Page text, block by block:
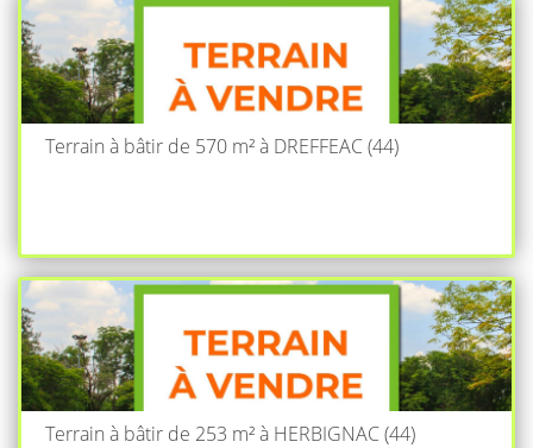
Terrain à bâtir de 570 m² à DREFFEAC (44)
Terrain à bâtir de 253 m² à HERBIGNAC (44)